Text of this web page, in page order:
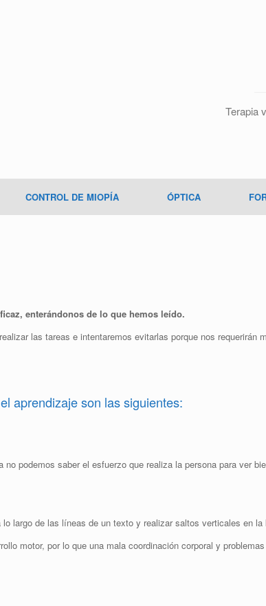
Terapia
CONTROL DE MIOPÍA ÓPTICA
enterándonos de lo que hemos leído.
las tareas e intentaremos evitarlas porque nos
aprendizaje son las siguientes:
podemos saber el esfuerzo que realiza la persona para ver
largo de las líneas de un texto y realizar saltos verticales en la
motor, por lo que una mala coordinación corporal y